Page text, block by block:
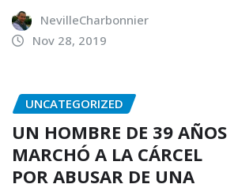
NevilleCharbonnier
Nov 28, 2019
UNCATEGORIZED
UN HOMBRE DE 39 AÑOS
MARCHÓ A LA CÁRCEL
POR ABUSAR DE UNA